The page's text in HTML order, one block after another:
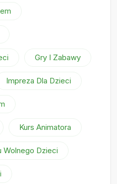
Gry I Zabawy
Impreza Dla Dzieci
Kurs Animatora
Wolnego Dzieci